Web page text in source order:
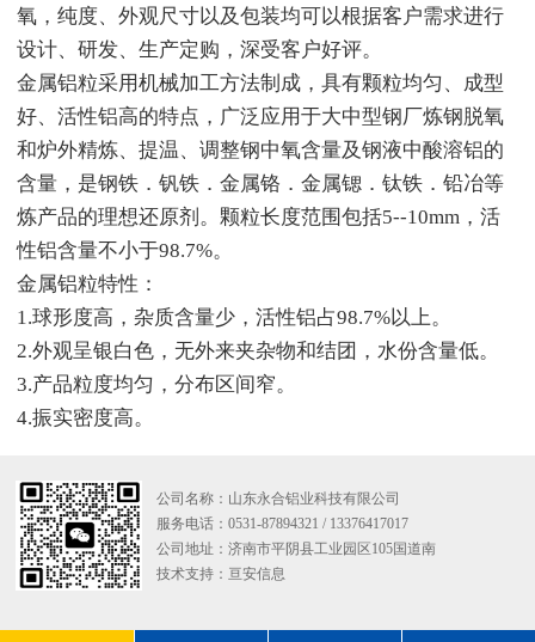
氧，纯度、外观尺寸以及包装均可以根据客户需求进行
设计、研发、生产定购，深受客户好评。
金属铝粒采用机械加工方法制成，具有颗粒均匀、成型
好、活性铝高的特点，广泛应用于大中型钢厂炼钢脱氧
和炉外精炼、提温、调整钢中氧含量及钢液中酸溶铝的
含量，是钢铁．钒铁．金属铬．金属锶．钛铁．铅冶等
炼产品的理想还原剂。颗粒长度范围包括5--10mm，活
性铝含量不小于98.7%。
金属铝粒特性：
1.球形度高，杂质含量少，活性铝占98.7%以上。
2.外观呈银白色，无外来夹杂物和结团，水份含量低。
3.产品粒度均匀，分布区间窄。
4.振实密度高。
公司名称：山东永合铝业科技有限公司
服务电话：0531-87894321 / 13376417017
公司地址：济南市平阴县工业园区105国道南
技术支持： 亘安信息